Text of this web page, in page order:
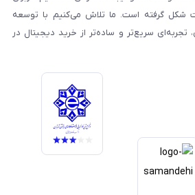
شکل گرفته است. ما تلاش می‌کنیم با توسعه
سریع‌تر و ساده‌تر از خرید دیجیتال در
مرجعی قابل اعتماد برای خرید کالای دیجیتال،
محصولات، مسیر ما را روشن‌تر می‌کند. ما باور
متعلق به کسب‌وکارهایی است که صداقت و شفافیت
آنلاین با تکیه بر تجربه و تخصص، با قدرت به
می‌کند.